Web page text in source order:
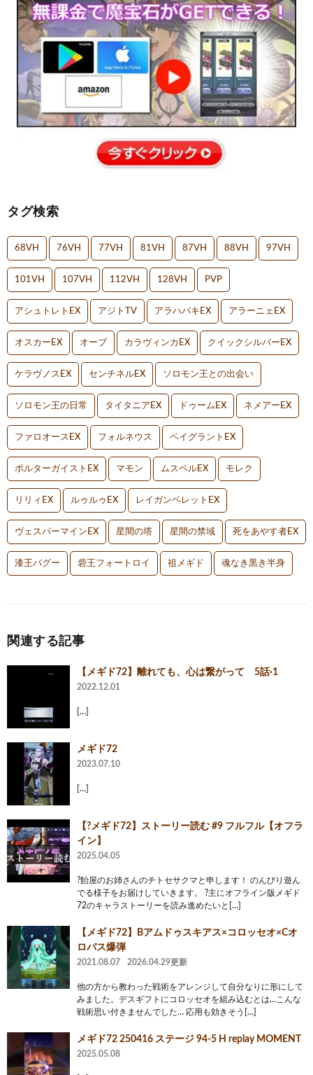
タグ検索
68VH 76VH 77VH 81VH 87VH 88VH 97VH
101VH 107VH 112VH 128VH PVP
アシュトレトEX アジトTV アラハバキEX アラーニェEX
オスカーEX オーブ カラヴィンカEX クイックシルバーEX
ケラヴノスEX センチネルEX ソロモン王との出会い
ソロモン王の日常 タイタニアEX ドゥームEX ネメアーEX
ファロオースEX フォルネウス ベイグラントEX
ポルターガイストEX マモン ムスペルEX モレク
リリィEX ルゥルゥEX レイガンベレットEX
ヴェスパーマインEX 星間の塔 星間の禁域 死をあやす者EX
漆王バグー 砦王フォートロイ 祖メギド 魂なき黒き半身
関連する記事
【メギド72】離れても、心は繋がって 5話·1
2022.12.01
[…]
メギド72
2023.07.10
[…]
【?メギド72】ストーリー読む #9 フルフル【オフラ
イン】
2025.04.05
?飴屋のお姉さんのチトセサクマと申します！ のんびり遊ん
でる様子をお届けしていきます。 ?主にオフライン版メギド
72のキャラストーリーを読み進めたいと[…]
【メギド72】Bアムドゥスキアス×コロッセオ×Cオ
ロバス爆弾
2021.08.07 2026.04.29更新
他の方から教わった戦術をアレンジして自分なりに形にして
みました。デスギフトにコロッセオを組み込むとは…こんな
戦術思い付きませんでした… 応用も効きそう[…]
メギド72 250416 ステージ 94-5 H replay MOMENT
2025.05.08